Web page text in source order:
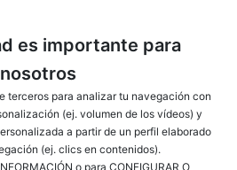
es importante para
nosotros
terceros para analizar tu navegación con
(ej. volumen de los vídeos) y
a partir de un perfil elaborado
(ej. clics en contenidos).
o para CONFIGURAR O
AVISO LEGAL
POLÍTICA DE COOKIES